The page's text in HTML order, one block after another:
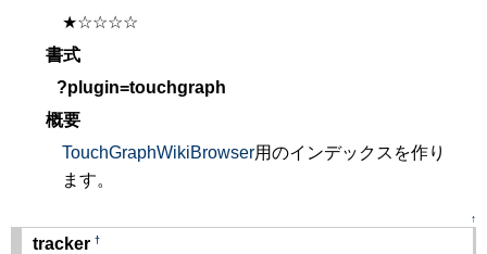
★☆☆☆☆
書式
?plugin=touchgraph
概要
TouchGraphWikiBrowser用のインデックスを作り
ます。
↑
tracker †